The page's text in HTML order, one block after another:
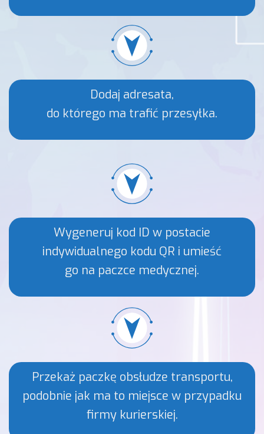
Dodaj adresata,
do którego ma trafić przesyłka.
Wygeneruj kod ID w postacie
indywidualnego kodu QR i umieść
go na paczce medycznej.
Przekaż paczkę obsłudze transportu,
podobnie jak ma to miejsce w przypadku
firmy kurierskiej.